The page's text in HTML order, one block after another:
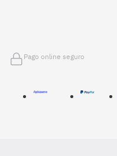
Pago online seguro